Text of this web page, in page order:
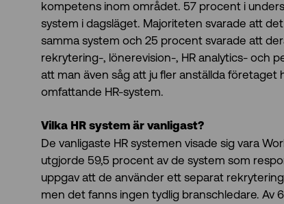
kompetens inom området. 57 procent i
system i dagsläget. Majoriteten svarade att
samma system och 25 procent svarade att
rekrytering-, lönerevision-, HR analytics- och
att man även såg att ju fler anställda
omfattande HR-system.
Vilka HR system är vanligast?
De vanligaste HR systemen visade sig vara
utgjorde 59,5 procent av de system som
uppgav att de använder ett separat
men det fanns ingen tydlig branschledare. Av